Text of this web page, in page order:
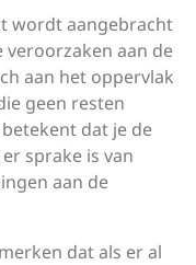
wordt aangebracht
veroorzaken aan de
aan het oppervlak
geen resten
dat je de
sprake is van
aan de
dat als er al